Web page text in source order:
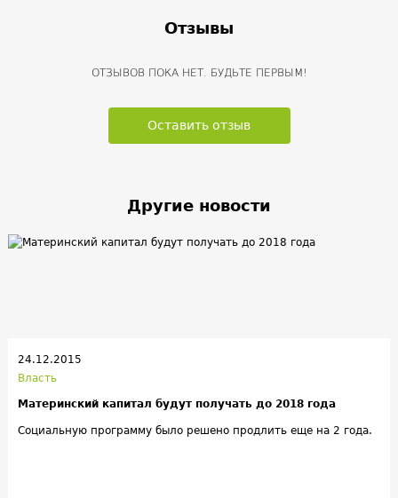
Отзывы
ОТЗЫВОВ ПОКА НЕТ. БУДЬТЕ ПЕРВЫМ!
Оставить отзыв
Другие новости
24.12.2015
Власть
Материнский капитал будут получать до 2018 года
Социальную программу было решено продлить еще на 2 года.